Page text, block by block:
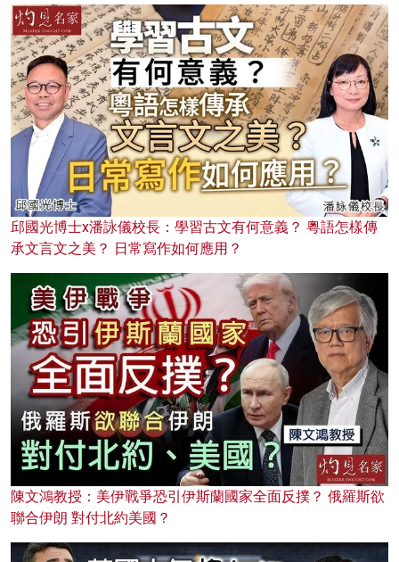
邱國光博士x潘詠儀校長：學習古文有何意義？ 粵語怎樣傳
承文言文之美？ 日常寫作如何應用？
陳文鴻教授：美伊戰爭恐引伊斯蘭國家全面反撲？ 俄羅斯欲
聯合伊朗 對付北約美國？